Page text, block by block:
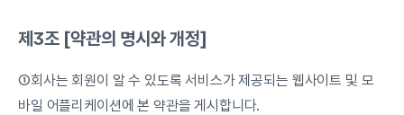
제3조 [약관의 명시와 개정]
①회사는 회원이 알 수 있도록 서비스가 제공되는 웹사이트 및 모
바일 어플리케이션에 본 약관을 게시합니다.